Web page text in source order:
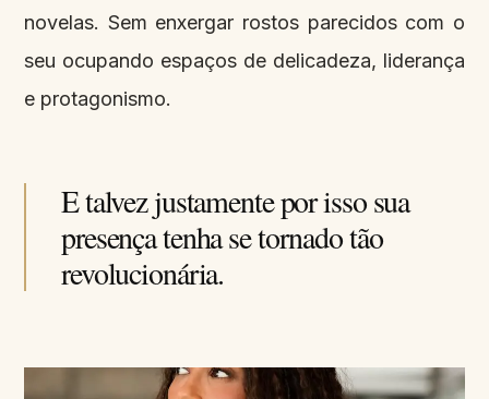
novelas. Sem enxergar rostos parecidos com o
seu ocupando espaços de delicadeza, liderança
e protagonismo.
E talvez justamente por isso sua
presença tenha se tornado tão
revolucionária.